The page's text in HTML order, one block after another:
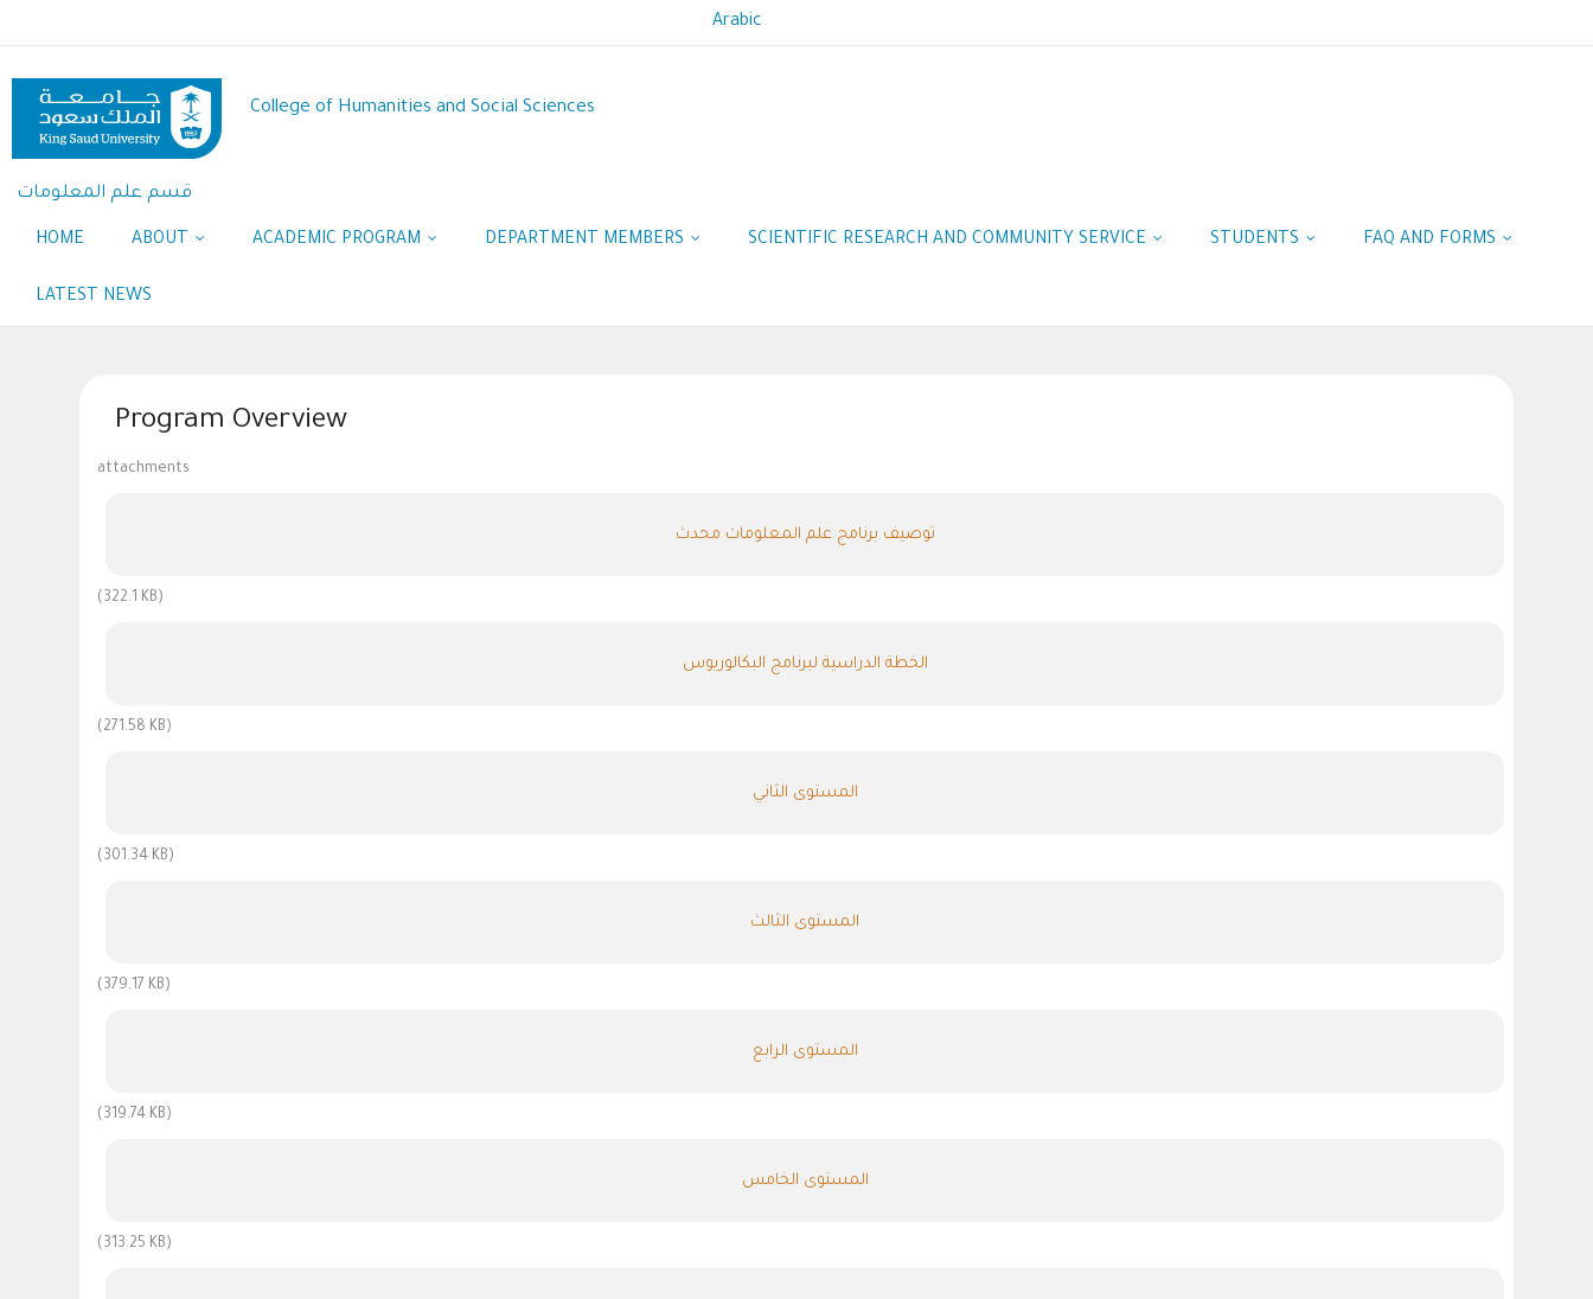
to
content
Arabic
College of Humanities and Social Sciences
قسم علم المعلومات
HOME ABOUT ACADEMIC PROGRAM DEPARTMENT MEMBERS SCIENTIFIC RESEARCH AND COMMUNITY SERVICE STUDENTS FAQ AND FORMS
LATEST NEWS
Program Overview
attachments
توصيف برنامج علم المعلومات محدث
(322.1 KB)
الخطة الدراسية لبرنامج البكالوريوس
(271.58 KB)
المستوى الثاني
(301.34 KB)
المستوى الثالث
(379.17 KB)
المستوى الرابع
(319.74 KB)
المستوى الخامس
(313.25 KB)